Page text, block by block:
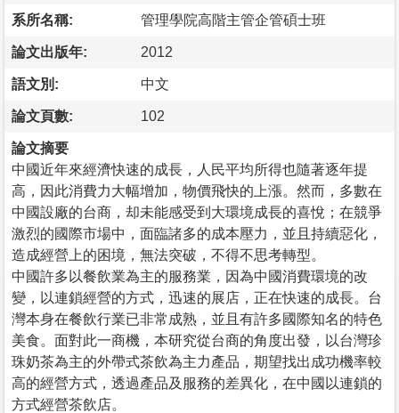
系所名稱: 管理學院高階主管企管碩士班
論文出版年: 2012
語文別: 中文
論文頁數: 102
論文摘要
中國近年來經濟快速的成長，人民平均所得也隨著逐年提
高，因此消費力大幅增加，物價飛快的上漲。然而，多數在
中國設廠的台商，却未能感受到大環境成長的喜悅；在競爭
激烈的國際市場中，面臨諸多的成本壓力，並且持續惡化，
造成經營上的困境，無法突破，不得不思考轉型。
中國許多以餐飲業為主的服務業，因為中國消費環境的改
變，以連鎖經營的方式，迅速的展店，正在快速的成長。台
灣本身在餐飲行業已非常成熟，並且有許多國際知名的特色
美食。面對此一商機，本研究從台商的角度出發，以台灣珍
珠奶茶為主的外帶式茶飲為主力產品，期望找出成功機率較
高的經營方式，透過產品及服務的差異化，在中國以連鎖的
方式經營茶飲店。